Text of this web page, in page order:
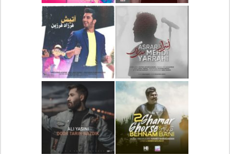
دانلود آهنگ جدید رضا
بهرام بنام نگار
دانلود آهنگ جدید علی
لهراسبی بنام صورت
دانلود آهنگ جدید مهدی
یراحی بنام اسرار
دانلود آهنگ جدید فرزاد
فرزین بنام آتیش